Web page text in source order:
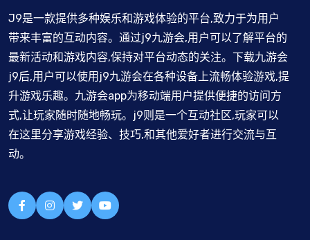
J9是一款提供多种娱乐和游戏体验的平台,致力于为用户
带来丰富的互动内容。通过j9九游会,用户可以了解平台的
最新活动和游戏内容,保持对平台动态的关注。下载九游会
j9后,用户可以使用j9九游会在各种设备上流畅体验游戏,提
升游戏乐趣。九游会app为移动端用户提供便捷的访问方
式,让玩家随时随地畅玩。j9则是一个互动社区,玩家可以
在这里分享游戏经验、技巧,和其他爱好者进行交流与互
动。